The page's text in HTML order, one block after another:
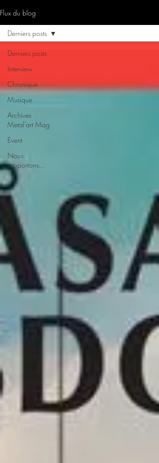
Flux du blog
Derniers posts
Interview
Chronique
Musique
Archives
Metal’art Mag
Event
Nous
supportons…
Derniers posts